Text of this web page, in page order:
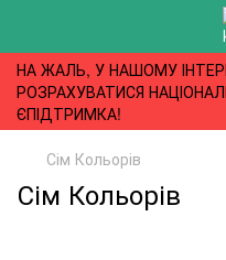
НА ЖАЛЬ, У НАШОМУ
РОЗРАХУВАТИСЯ
ЄПІДТРИМКА!
Сім Кольорів
Сім Кольорів